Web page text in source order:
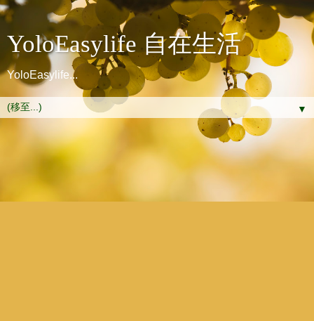
YoloEasylife 自在生活
YoloEasylife...
▼